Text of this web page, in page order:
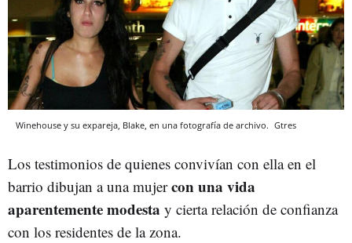
Winehouse y su expareja, Blake, en una fotografía de archivo. Gtres
Los testimonios de quienes convivían con ella en el
barrio dibujan a una mujercon una vida
aparentemente modesta y cierta relación de confianza
con los residentes de la zona.